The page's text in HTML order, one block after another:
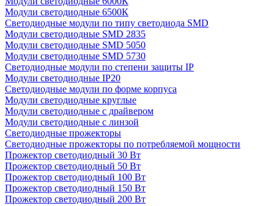
Модули светодиодные 6500К
Светодиодные модули по типу светодиода SMD
Модули светодиодные SMD 2835
Модули светодиодные SMD 5050
Модули светодиодные SMD 5730
Светодиодные модули по степени защиты IP
Модули светодиодные IP20
Светодиодные модули по форме корпуса
Модули светодиодные круглые
Модули светодиодные с драйвером
Модули светодиодные с линзой
Светодиодные прожекторы
Светодиодные прожекторы по потребляемой мощности
Прожектор светодиодный 30 Вт
Прожектор светодиодный 50 Вт
Прожектор светодиодный 100 Вт
Прожектор светодиодный 150 Вт
Прожектор светодиодный 200 Вт